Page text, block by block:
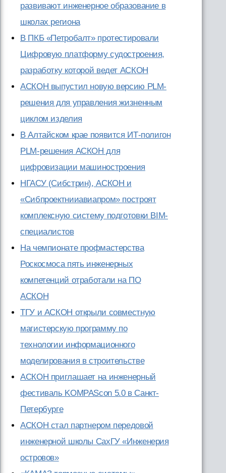
развивают инженерное образование в
школах региона
В ПКБ «Петробалт» протестировали
Цифровую платформу судостроения,
разработку которой ведет АСКОН
АСКОН выпустил новую версию PLM-
решения для управления жизненным
циклом изделия
В Алтайском крае появится ИТ-полигон
PLM-решения АСКОН для
цифровизации машиностроения
НГАСУ (Сибстрин), АСКОН и
«Сибпроектнииавиапром» построят
комплексную систему подготовки BIM-
специалистов
На чемпионате профмастерства
Роскосмоса пять инженерных
компетенций отработали на ПО
АСКОН
ТГУ и АСКОН открыли совместную
магистерскую программу по
технологии информационного
моделирования в строительстве
АСКОН приглашает на инженерный
фестиваль KOMPAScon 5.0 в Санкт-
Петербурге
АСКОН стал партнером передовой
инженерной школы СахГУ «Инженерия
островов»